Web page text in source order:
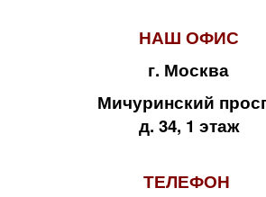
НАШ ОФИС
г. Москва
Мичуринский
д. 34, 1 этаж
ТЕЛЕФОН